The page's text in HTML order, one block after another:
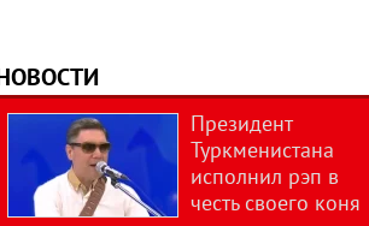
Президент
Туркменистана
исполнил рэп в
честь своего коня